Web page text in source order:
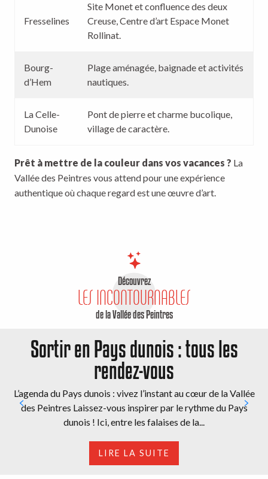
Fresselines
Site Monet et confluence des deux
Creuse, Centre d’art Espace Monet
Rollinat.
Bourg-
d’Hem
Plage aménagée, baignade et activités
nautiques.
La Celle-
Dunoise
Pont de pierre et charme bucolique,
village de caractère.
Prêt à mettre de la couleur dans vos vacances ? La
Vallée des Peintres vous attend pour une expérience
authentique où chaque regard est une œuvre d’art.
Découvrez
LES INCONTOURNABLES
de la Vallée des Peintres
Sortir en Pays dunois : tous les
rendez-vous
L’agenda du Pays dunois : vivez l’instant au cœur de la Vallée
des Peintres Laissez-vous inspirer par le rythme du Pays
dunois ! Ici, entre les falaises de la...
LIRE LA SUITE